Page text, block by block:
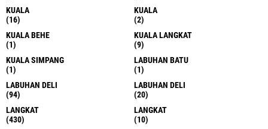
KUALA
(16)
KUALA
(2)
KUALA BEHE
(1)
KUALA LANGKAT
(9)
KUALA SIMPANG
(1)
LABUHAN BATU
(1)
LABUHAN DELI
(94)
LABUHAN DELI
(20)
LANGKAT
(430)
LANGKAT
(10)